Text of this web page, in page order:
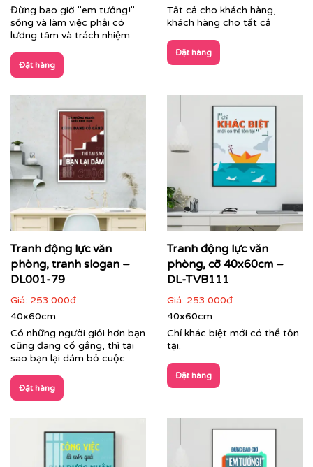
Đừng bao giờ "em tưởng!"
sống và làm việc phải có
lương tâm và trách nhiệm.
Đặt hàng
Tất cả cho khách hàng,
khách hàng cho tất cả
Đặt hàng
Tranh động lực văn
phòng, tranh slogan –
DL001-79
Giá: 253.000đ
40x60cm
Có những người giỏi hơn bạn
cũng đang cố gắng, thì tại
sao bạn lại dám bỏ cuộc
Đặt hàng
Tranh động lực văn
phòng, cỡ 40x60cm –
DL-TVB111
Giá: 253.000đ
40x60cm
Chỉ khác biệt mới có thể tồn
tại.
Đặt hàng